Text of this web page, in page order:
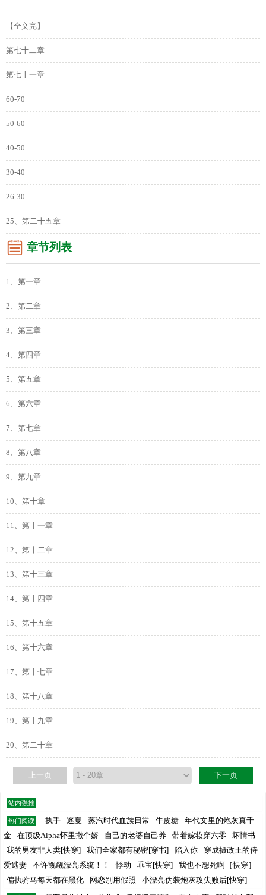
【全文完】
第七十二章
第七十一章
60-70
50-60
40-50
30-40
26-30
25、第二十五章
章节列表
1、第一章
2、第二章
3、第三章
4、第四章
5、第五章
6、第六章
7、第七章
8、第八章
9、第九章
10、第十章
11、第十一章
12、第十二章
13、第十三章
14、第十四章
15、第十五章
16、第十六章
17、第十七章
18、第十八章
19、第十九章
20、第二十章
上一页 下一页
站内强推
热门阅读 执手 逐夏 蒸汽时代血族日常 牛皮糖
年代文里的炮灰真千
金
在顶级Alpha怀里撒个娇 自己的老婆自己养 带着嫁妆穿六零
坏情书
我的男友非人类[快穿]
我们全家都有秘密[穿书] 陷入你
穿成摄政王的侍
爱逃妻
不许觊觎漂亮系统！！ 悸动 乖宝[快穿]
我也不想死啊［快穿］
偏执驸马每天都在黑化
网恋别用假照 小漂亮伪装炮灰攻失败后[快穿]